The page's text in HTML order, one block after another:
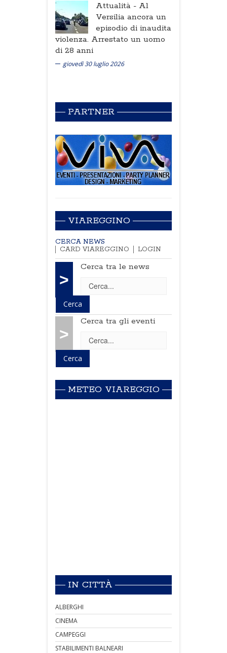
Attualità - Al
Versilia ancora un
episodio di inaudita
violenza. Arrestato un uomo
di 28 anni
giovedì 30 luglio 2026
PARTNER
VIAREGGINO
CERCA NEWS
CARD VIAREGGINO
LOGIN
>
Cerca tra le news
>
Cerca tra gli eventi
METEO VIAREGGIO
IN CITTÀ
ALBERGHI
CINEMA
CAMPEGGI
STABILIMENTI BALNEARI